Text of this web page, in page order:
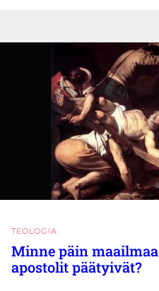
TEOLOGIA
Minne päin maailmaa
apostolit päätyivät?